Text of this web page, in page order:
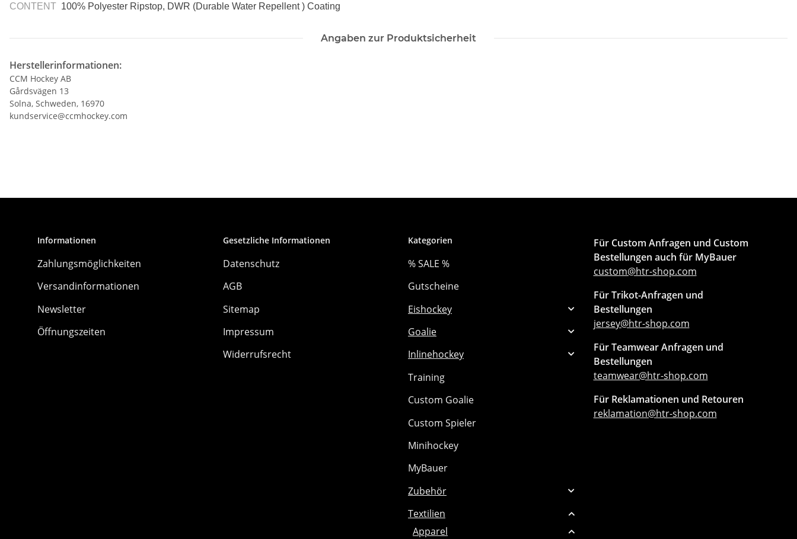
CONTENT 100% Polyester Ripstop, DWR (Durable Water Repellent ) Coating
Angaben zur Produktsicherheit
Herstellerinformationen:
CCM Hockey AB
Gårdsvägen 13
Solna, Schweden, 16970
kundservice@ccmhockey.com
Informationen
Zahlungsmöglichkeiten
Versandinformationen
Newsletter
Öffnungszeiten
Gesetzliche Informationen
Datenschutz
AGB
Sitemap
Impressum
Widerrufsrecht
Kategorien
% SALE %
Gutscheine
Eishockey
Goalie
Inlinehockey
Training
Custom Goalie
Custom Spieler
Minihockey
MyBauer
Zubehör
Textilien
Apparel
Für Custom Anfragen und Custom
Bestellungen auch für MyBauer
custom@htr-shop.com
Für Trikot-Anfragen und
Bestellungen
jersey@htr-shop.com
Für Teamwear Anfragen und
Bestellungen
teamwear@htr-shop.com
Für Reklamationen und Retouren
reklamation@htr-shop.com